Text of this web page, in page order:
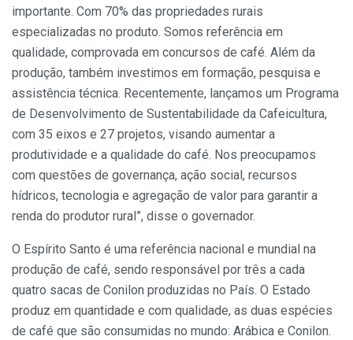
importante. Com 70% das propriedades rurais
especializadas no produto. Somos referência em
qualidade, comprovada em concursos de café. Além da
produção, também investimos em formação, pesquisa e
assistência técnica. Recentemente, lançamos um Programa
de Desenvolvimento de Sustentabilidade da Cafeicultura,
com 35 eixos e 27 projetos, visando aumentar a
produtividade e a qualidade do café. Nos preocupamos
com questões de governança, ação social, recursos
hídricos, tecnologia e agregação de valor para garantir a
renda do produtor rural”, disse o governador.
O Espírito Santo é uma referência nacional e mundial na
produção de café, sendo responsável por três a cada
quatro sacas de Conilon produzidas no País. O Estado
produz em quantidade e com qualidade, as duas espécies
de café que são consumidas no mundo: Arábica e Conilon.